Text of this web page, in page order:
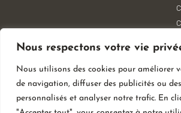
Nous respectons votre vie
Nous utilisons des cookies pour améliorer
de navigation, diffuser des publicités ou
personnalisés et analyser notre trafic. En